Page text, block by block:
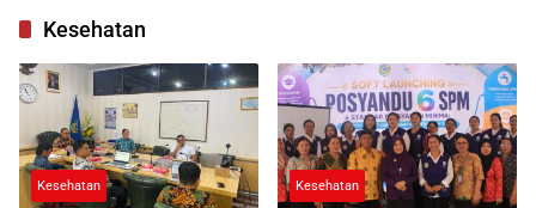
Kesehatan
Kesehatan Kesehatan